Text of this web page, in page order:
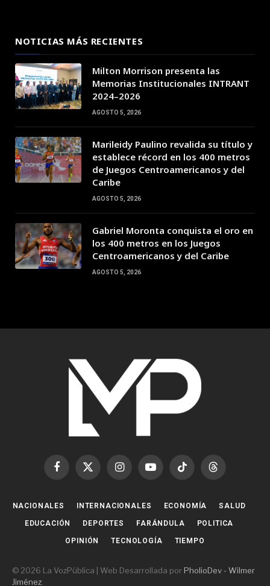
NOTICIAS MÁS RECIENTES
Milton Morrison presenta las
Memorias Institucionales INTRANT
2024–2026
AGOSTO 5, 2026
Marileidy Paulino revalida su título y
establece récord en los 400 metros
de Juegos Centroamericanos y del
Caribe
AGOSTO 5, 2026
Gabriel Moronta conquista el oro en
los 400 metros en los Juegos
Centroamericanos y del Caribe
AGOSTO 5, 2026
Facebook
X
InstagramYouTubeTikTok Threads
NACIONALES INTERNACIONALES ECONOMÍA SALUD
EDUCACIÓN DEPORTES FARÁNDULA POLITICA
OPINIÓN TECNOLOGÍA TIEMPO
© 2026 La VozPública | Web Desarrollada por PholioDev - Wilmer
Jiménez